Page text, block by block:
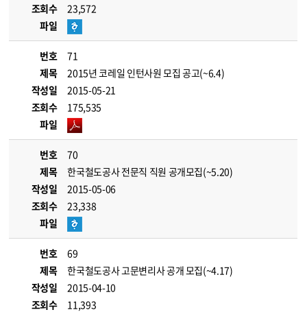
조회수
23,572
파일
번호
71
제목
2015년 코레일 인턴사원 모집 공고(~6.4)
작성일
2015-05-21
조회수
175,535
파일
번호
70
제목
한국철도공사 전문직 직원 공개모집(~5.20)
작성일
2015-05-06
조회수
23,338
파일
번호
69
제목
한국철도공사 고문변리사 공개 모집(~4.17)
작성일
2015-04-10
조회수
11,393